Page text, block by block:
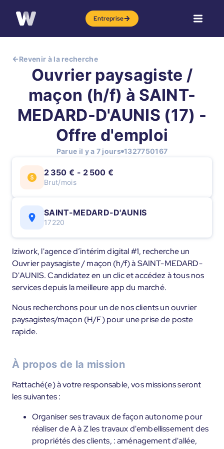
Entreprise
Revenir à la recherche
Ouvrier paysagiste /
maçon (h/f) à SAINT-
MEDARD-D'AUNIS (17) -
Offre d'emploi
Parue il y a 7 jours 1327750167
2 350 € - 2 500 €
Brut/mois
SAINT-MEDARD-D'AUNIS
17220
Iziwork, l'agence d’intérim digital #1, recherche un
Ouvrier paysagiste / maçon (h/f) à SAINT-MEDARD-
D'AUNIS. Candidatez en un clic et accédez à tous nos
services depuis la meilleure app du marché.
Nous recherchons pour un de nos clients un ouvrier
paysagistes/maçon (H/F) pour une prise de poste
rapide.
À propos de la mission
Rattaché(e) à votre responsable, vos missions seront
les suivantes :
Organiser ses travaux de façon autonome pour
réaliser de A à Z les travaux d'embellissement des
propriétés des clients, : aménagement d'allée,